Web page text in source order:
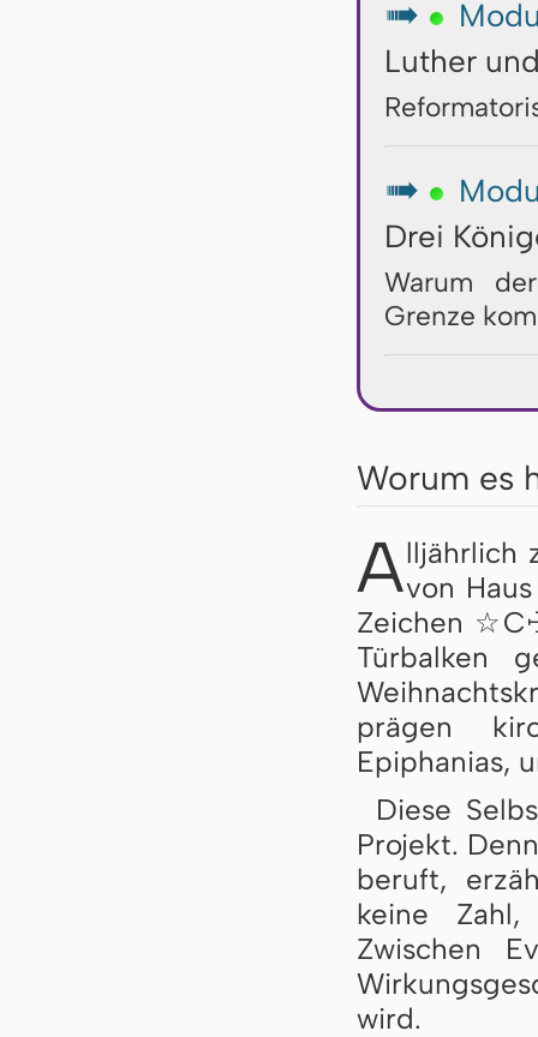
↦
Luther
↦
Drei
Warum
Grenze
Worum es
Alljährlich
von
Zeichen
Türbalken
prägen
Epiphanias,
Diese
Projekt.
beruft,
keine
Zwischen
wird.